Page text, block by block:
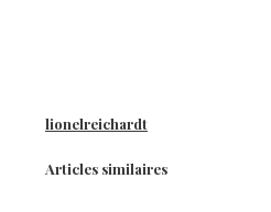
lionelreichardt
Articles similaires